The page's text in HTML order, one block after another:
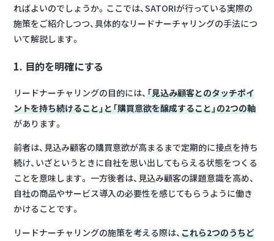
ればよいのでしょうか。ここでは、SATORIが行っている実際の
施策をご紹介しつつ、具体的なリードナーチャリングの手法につ
いて解説します。
1. 目的を明確にする
リードナーチャリングの目的には、「見込み顧客とのタッチポイ
ントを持ち続けること」と「購買意欲を醸成すること」の2つの軸
があります。
前者は、見込み顧客の購買意欲が高まるまで定期的に接点を持ち
続け、いざというときに自社を思い出してもらえる状態をつくる
ことを意味します。 一方後者は、見込み顧客の課題意識を高め、
自社の商品やサービス導入の必要性を感じてもらうように働き
かけることです。
リードナーチャリングの施策を考える際は、これら2つのうちど